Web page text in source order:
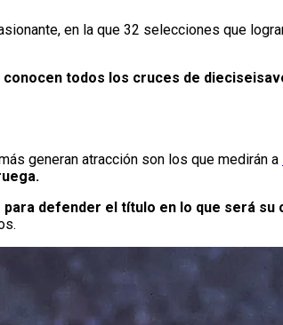
en la que 32 selecciones que
conocen todos los cruces de
generan atracción son los que medirán a
para defender el título en lo que será su